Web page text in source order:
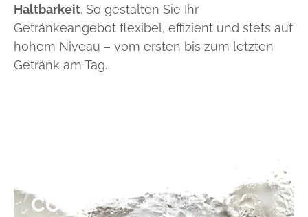
Haltbarkeit. So gestalten Sie Ihr
Getränkeangebot flexibel, effizient und stets auf
hohem Niveau – vom ersten bis zum letzten
Getränk am Tag.
COLA